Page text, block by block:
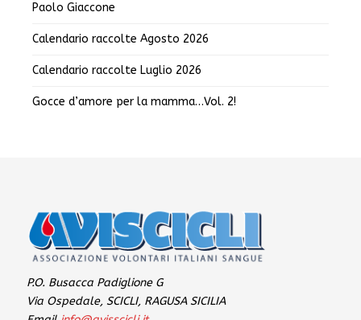
Paolo Giaccone
Calendario raccolte Agosto 2026
Calendario raccolte Luglio 2026
Gocce d’amore per la mamma…Vol. 2!
P.O. Busacca Padiglione G
Via Ospedale, SCICLI, RAGUSA SICILIA